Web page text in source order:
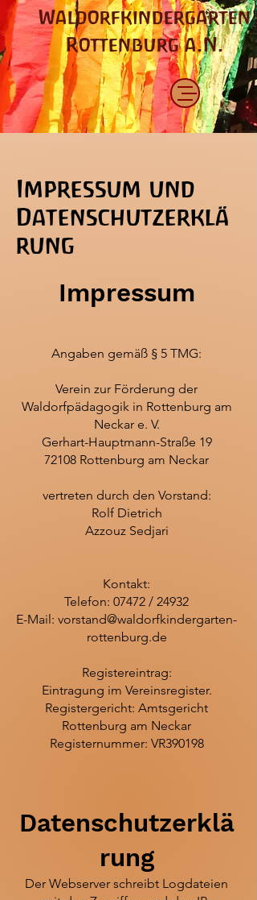
Waldorfkindergarten
Rottenburg a.N.
Impressum und
Datenschutzerklä
rung
Impressum
Angaben gemäß § 5 TMG:
Verein zur Förderung der
Waldorfpädagogik in Rottenburg am
Neckar e. V.
Gerhart-Hauptmann-Straße 19
72108 Rottenburg am Neckar
vertreten durch den Vorstand:
Rolf Dietrich
Azzouz Sedjari
Kontakt:
Telefon: 07472 / 24932
E-Mail: vorstand@waldorfkindergarten-
rottenburg.de
Registereintrag:
Eintragung im Vereinsregister.
Registergericht: Amtsgericht
Rottenburg am Neckar
Registernummer: VR390198
Datenschutzerklä
rung
Der Webserver schreibt Logdateien